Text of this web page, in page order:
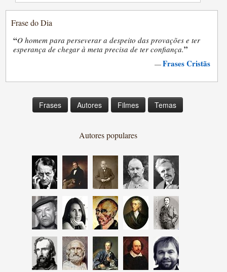
Frase do Dia
“O homem para perseverar a despeito das provações e ter
esperança de chegar à meta precisa de ter confiança.”
—Frases Cristãs
Frases Autores Filmes Temas
Autores populares